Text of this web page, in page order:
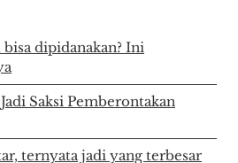
dipidanakan? Ini
Saksi Pemberontakan
ternyata jadi yang terbesar